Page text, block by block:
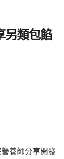
類包餡
養師分享開發